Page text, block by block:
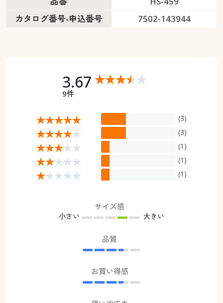
カタログ番号-申込番号
7502-143944
3.67
9件
(3)
(3)
(1)
(1)
(1)
サイズ感
小さい 大きい
品質
お買い得感